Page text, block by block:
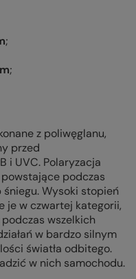
;
;
z poliwęglanu,
przed
i UVC. Polaryzacja
podczas
Wysoki stopień
je w czwartej kategorii,
wszelkich
w bardzo silnym
światła odbitego.
w nich samochodu.